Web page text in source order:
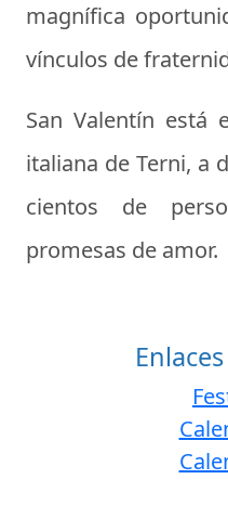
magnífica
vínculos de
San Valentín está
italiana de Terni, a
cientos de
promesas de amor.